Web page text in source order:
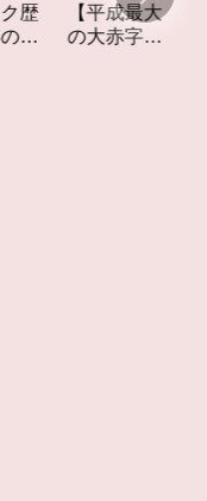
【平成最大
の大赤字】
作家性
りかす